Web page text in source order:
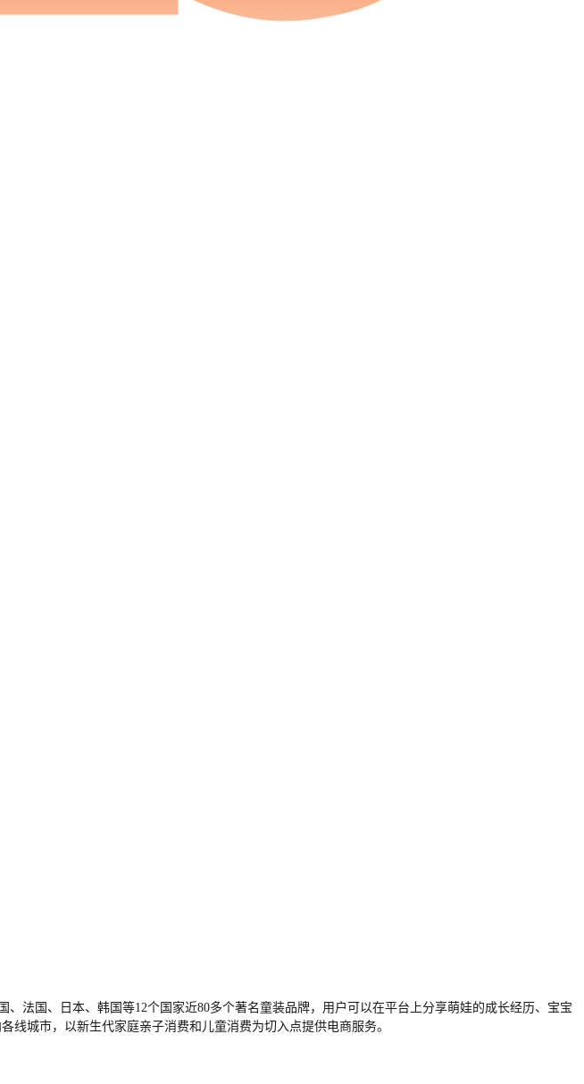
法国、日本、韩国等12个国家近80多个著名童装品牌，用户可以在平台上分享萌娃的成长经历、宝宝
线城市，以新生代家庭亲子消费和儿童消费为切入点提供电商服务。